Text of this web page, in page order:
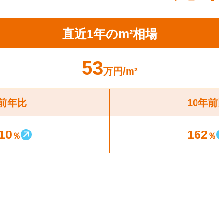
直近1年のm²相場
53万円/m²
年比 10年
％ 162 ％